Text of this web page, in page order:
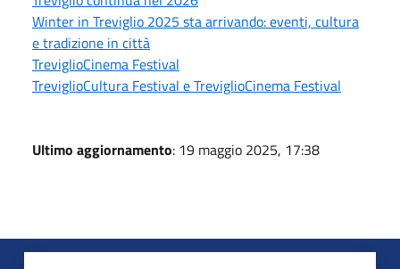
Winter in Treviglio 2025 sta arrivando: eventi, cultura
e tradizione in città
TreviglioCinema Festival
TreviglioCultura Festival e TreviglioCinema Festival
Ultimo aggiornamento: 19 maggio 2025, 17:38